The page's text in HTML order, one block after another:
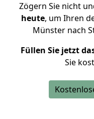
Zögern Sie nicht
heute, um Ihren
Münster nach
Füllen Sie jetzt
Sie